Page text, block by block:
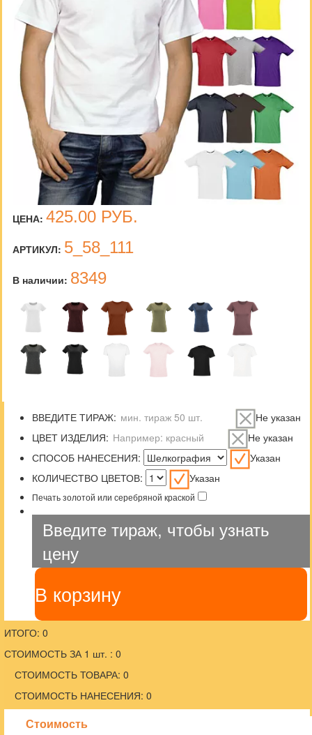
ЦЕНА: 425.00 РУБ.
АРТИКУЛ: 5_58_111
В наличии: 8349
ВВЕДИТЕ ТИРАЖ:
Не указан
ЦВЕТ ИЗДЕЛИЯ:
Не указан
СПОСОБ НАНЕСЕНИЯ:
Указан
КОЛИЧЕСТВО ЦВЕТОВ:
Указан
Печать золотой или серебряной краской
Введите тираж, чтобы узнать
цену
В корзину
ИТОГО: 0
СТОИМОСТЬ ЗА 1 шт. : 0
СТОИМОСТЬ ТОВАРА: 0
СТОИМОСТЬ НАНЕСЕНИЯ: 0
Стоимость